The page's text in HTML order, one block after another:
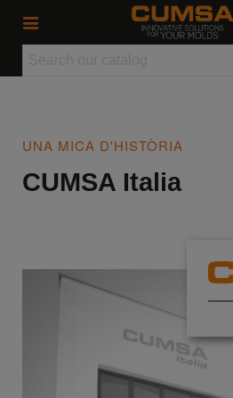
UNA MICA D'HISTÒRIA
CUMSA Italia​